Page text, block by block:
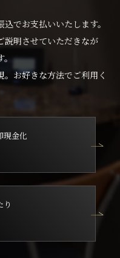
でお支払いいたします。
説明させていただきなが
。
お好きな方法でご利用く
現金化
り